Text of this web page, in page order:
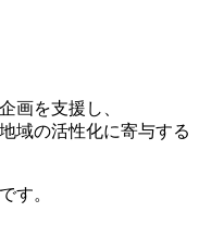
画を支援し、
域の活性化に寄与する
す。